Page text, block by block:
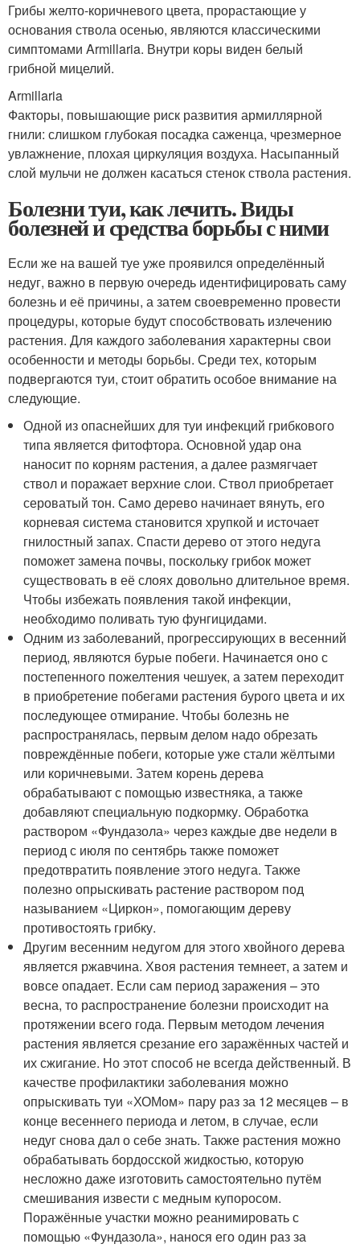
Грибы желто-коричневого цвета, прорастающие у
основания ствола осенью, являются классическими
симптомами Armillaria. Внутри коры виден белый
грибной мицелий.
Armillaria
Факторы, повышающие риск развития армиллярной
гнили: слишком глубокая посадка саженца, чрезмерное
увлажнение, плохая циркуляция воздуха. Насыпанный
слой мульчи не должен касаться стенок ствола растения.
Болезни туи, как лечить. Виды
болезней и средства борьбы с ними
Если же на вашей туе уже проявился определённый
недуг, важно в первую очередь идентифицировать саму
болезнь и её причины, а затем своевременно провести
процедуры, которые будут способствовать излечению
растения. Для каждого заболевания характерны свои
особенности и методы борьбы. Среди тех, которым
подвергаются туи, стоит обратить особое внимание на
следующие.
Одной из опаснейших для туи инфекций грибкового
типа является фитофтора. Основной удар она
наносит по корням растения, а далее размягчает
ствол и поражает верхние слои. Ствол приобретает
сероватый тон. Само дерево начинает вянуть, его
корневая система становится хрупкой и источает
гнилостный запах. Спасти дерево от этого недуга
поможет замена почвы, поскольку грибок может
существовать в её слоях довольно длительное время.
Чтобы избежать появления такой инфекции,
необходимо поливать тую фунгицидами.
Одним из заболеваний, прогрессирующих в весенний
период, являются бурые побеги. Начинается оно с
постепенного пожелтения чешуек, а затем переходит
в приобретение побегами растения бурого цвета и их
последующее отмирание. Чтобы болезнь не
распространялась, первым делом надо обрезать
повреждённые побеги, которые уже стали жёлтыми
или коричневыми. Затем корень дерева
обрабатывают с помощью известняка, а также
добавляют специальную подкормку. Обработка
раствором «Фундазола» через каждые две недели в
период с июля по сентябрь также поможет
предотвратить появление этого недуга. Также
полезно опрыскивать растение раствором под
называнием «Циркон», помогающим дереву
противостоять грибку.
Другим весенним недугом для этого хвойного дерева
является ржавчина. Хвоя растения темнеет, а затем и
вовсе опадает. Если сам период заражения – это
весна, то распространение болезни происходит на
протяжении всего года. Первым методом лечения
растения является срезание его заражённых частей и
их сжигание. Но этот способ не всегда действенный. В
качестве профилактики заболевания можно
опрыскивать туи «ХОМом» пару раз за 12 месяцев – в
конце весеннего периода и летом, в случае, если
недуг снова дал о себе знать. Также растения можно
обрабатывать бордосской жидкостью, которую
несложно даже изготовить самостоятельно путём
смешивания извести с медным купоросом.
Поражённые участки можно реанимировать с
помощью «Фундазола», нанося его один раз за